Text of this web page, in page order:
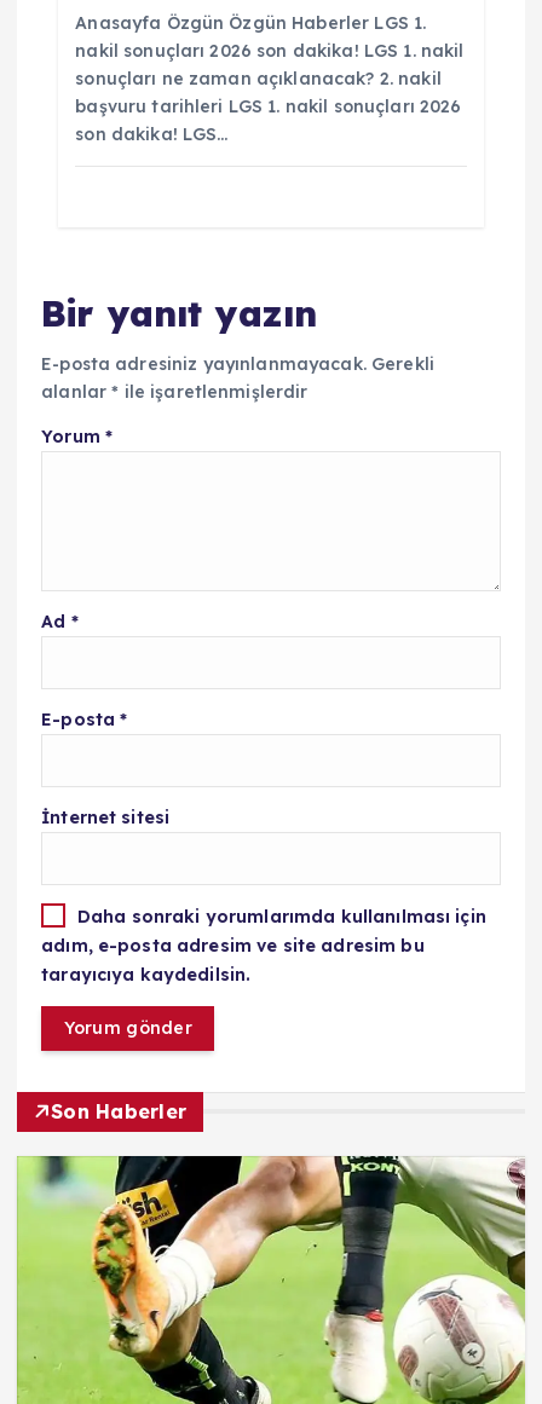
Anasayfa Özgün Özgün Haberler LGS 1.
nakil sonuçları 2026 son dakika! LGS 1. nakil
sonuçları ne zaman açıklanacak? 2. nakil
başvuru tarihleri LGS 1. nakil sonuçları 2026
son dakika! LGS…
Bir yanıt yazın
E-posta adresiniz yayınlanmayacak. Gerekli
alanlar* ile işaretlenmişlerdir
Yorum *
Ad *
E-posta*
İnternet sitesi
Daha sonraki yorumlarımda kullanılması için
adım, e-posta adresim ve site adresim bu
tarayıcıya kaydedilsin.
Son Haberler